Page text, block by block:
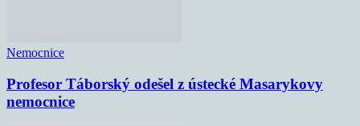
Nemocnice
Profesor Táborský odešel z ústecké Masarykovy
nemocnice